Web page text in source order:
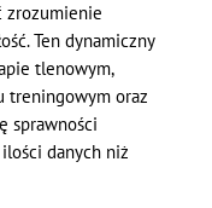
zrozumienie
Ten dynamiczny
tlenowym,
treningowym oraz
sprawności
danych niż